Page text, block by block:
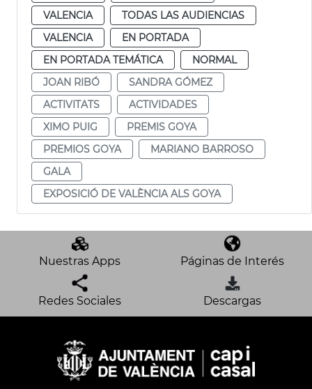
VALENCIA
TODAS LAS AUDIENCIAS
VALENCIA
EN PORTADA
EN PORTADA TEMÁTICA
NORMAL
JOAN RIBÓ
SANDRA GÓMEZ
ACTIVITATS
ACTIVIDADES
XIMO PUIG
PREMIS GOYA
PREMIOS GOYA
MARIANO BARROSO
GALA
EXPOSICIÓ DE VALÈNCIA ALS GOYA
Nuestras Apps Páginas de Interés
Redes Sociales Descargas